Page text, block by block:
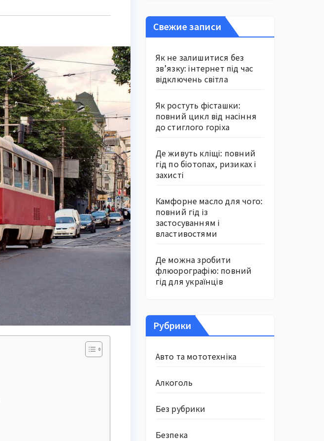
Свежие записи
Як не залишитися без
зв’язку: інтернет під час
відключень світла
Як ростуть фісташки:
повний цикл від насіння
до стиглого горіха
Де живуть кліщі: повний
гід по біотопах, ризиках і
захисті
Камфорне масло для чого:
повний гід із
застосуванням і
властивостями
Де можна зробити
флюорографію: повний
гід для українців
Рубрики
Авто та мототехніка
Алкоголь
Без рубрики
Безпека